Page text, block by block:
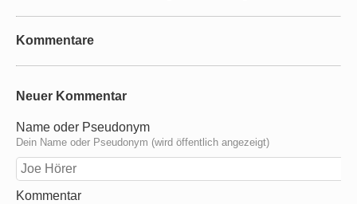
Kommentare
Neuer Kommentar
Name oder Pseudonym
Dein Name oder Pseudonym (wird öffentlich angezeigt)
Kommentar